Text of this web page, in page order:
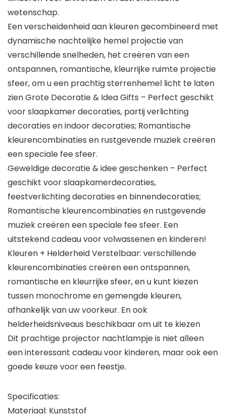
wetenschap.
Een verscheidenheid aan kleuren gecombineerd met
dynamische nachtelijke hemel projectie van
verschillende snelheden, het creëren van een
ontspannen, romantische, kleurrijke ruimte projectie
sfeer, om u een prachtig sterrenhemel licht te laten
zien Grote Decoratie & Idea Gifts – Perfect geschikt
voor slaapkamer decoraties, partij verlichting
decoraties en indoor decoraties; Romantische
kleurencombinaties en rustgevende muziek creëren
een speciale fee sfeer.
Geweldige decoratie & idee geschenken – Perfect
geschikt voor slaapkamerdecoraties,
feestverlichting decoraties en binnendecoraties;
Romantische kleurencombinaties en rustgevende
muziek creëren een speciale fee sfeer. Een
uitstekend cadeau voor volwassenen en kinderen!
Kleuren + Helderheid Verstelbaar: verschillende
kleurencombinaties creëren een ontspannen,
romantische en kleurrijke sfeer, en u kunt kiezen
tussen monochrome en gemengde kleuren,
afhankelijk van uw voorkeur. En ook
helderheidsniveaus beschikbaar om uit te kiezen
Dit prachtige projector nachtlampje is niet alleen
een interessant cadeau voor kinderen, maar ook een
goede keuze voor een feestje.
Specificaties:
Materiaal: Kunststof